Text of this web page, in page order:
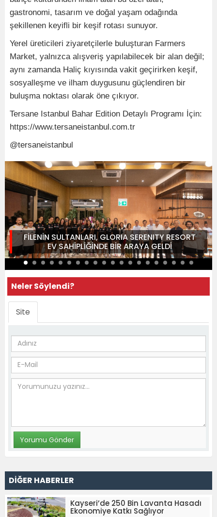
gastronomi, tasarım ve doğal yaşam odağında
şekillenen keyifli bir keşif rotası sunuyor.
Yerel üreticileri ziyaretçilerle buluşturan Farmers
Market, yalnızca alışveriş yapılabilecek bir alan değil;
aynı zamanda Haliç kıyısında vakit geçirirken keşif,
sosyalleşme ve ilham duygusunu güçlendiren bir
buluşma noktası olarak öne çıkıyor.
Tersane Istanbul Bahar Edition Detaylı Programı İçin:
https://www.tersaneistanbul.com.tr
@tersaneistanbul
FİLENİN SULTANLARI, GLORIA SERENITY RESORT
EV SAHİPLİĞİNDE BİR ARAYA GELDİ
Neler Söylendi?
Site
DİĞER HABERLER
Kayseri’de 250 Bin Lavanta Hasadı
Ekonomiye Katkı Sağlıyor